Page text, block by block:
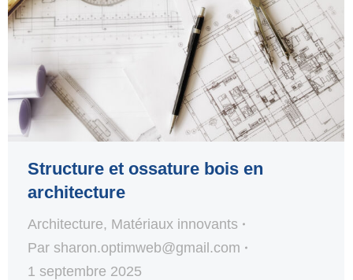
Structure et ossature bois en
architecture
Architecture, Matériaux innovants
Par sharon.optimweb@gmail.com
1 septembre 2025